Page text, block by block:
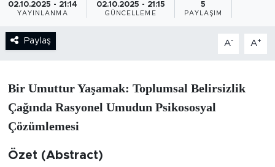
02.10.2025 - 21:14
YAYINLANMA
02.10.2025 - 21:15
GÜNCELLEME
5
PAYLAŞIM
Paylaş A- A+
Bir Umuttur Yaşamak: Toplumsal Belirsizlik
Çağında Rasyonel Umudun Psikososyal
Çözümlemesi
Özet (Abstract)
RÖPÖRTAJ
ANALİZ
KULİS